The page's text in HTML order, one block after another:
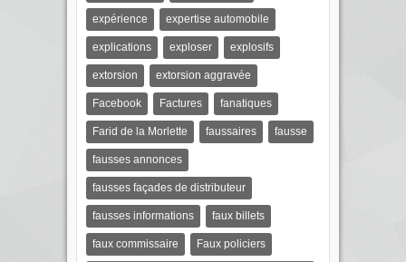
expérience expertise automobile
explications exploser explosifs
extorsion extorsion aggravée
Facebook Factures fanatiques
Farid de la Morlette faussaires fausse
fausses annonces
fausses façades de distributeur
fausses informations faux billets
faux commissaire Faux policiers